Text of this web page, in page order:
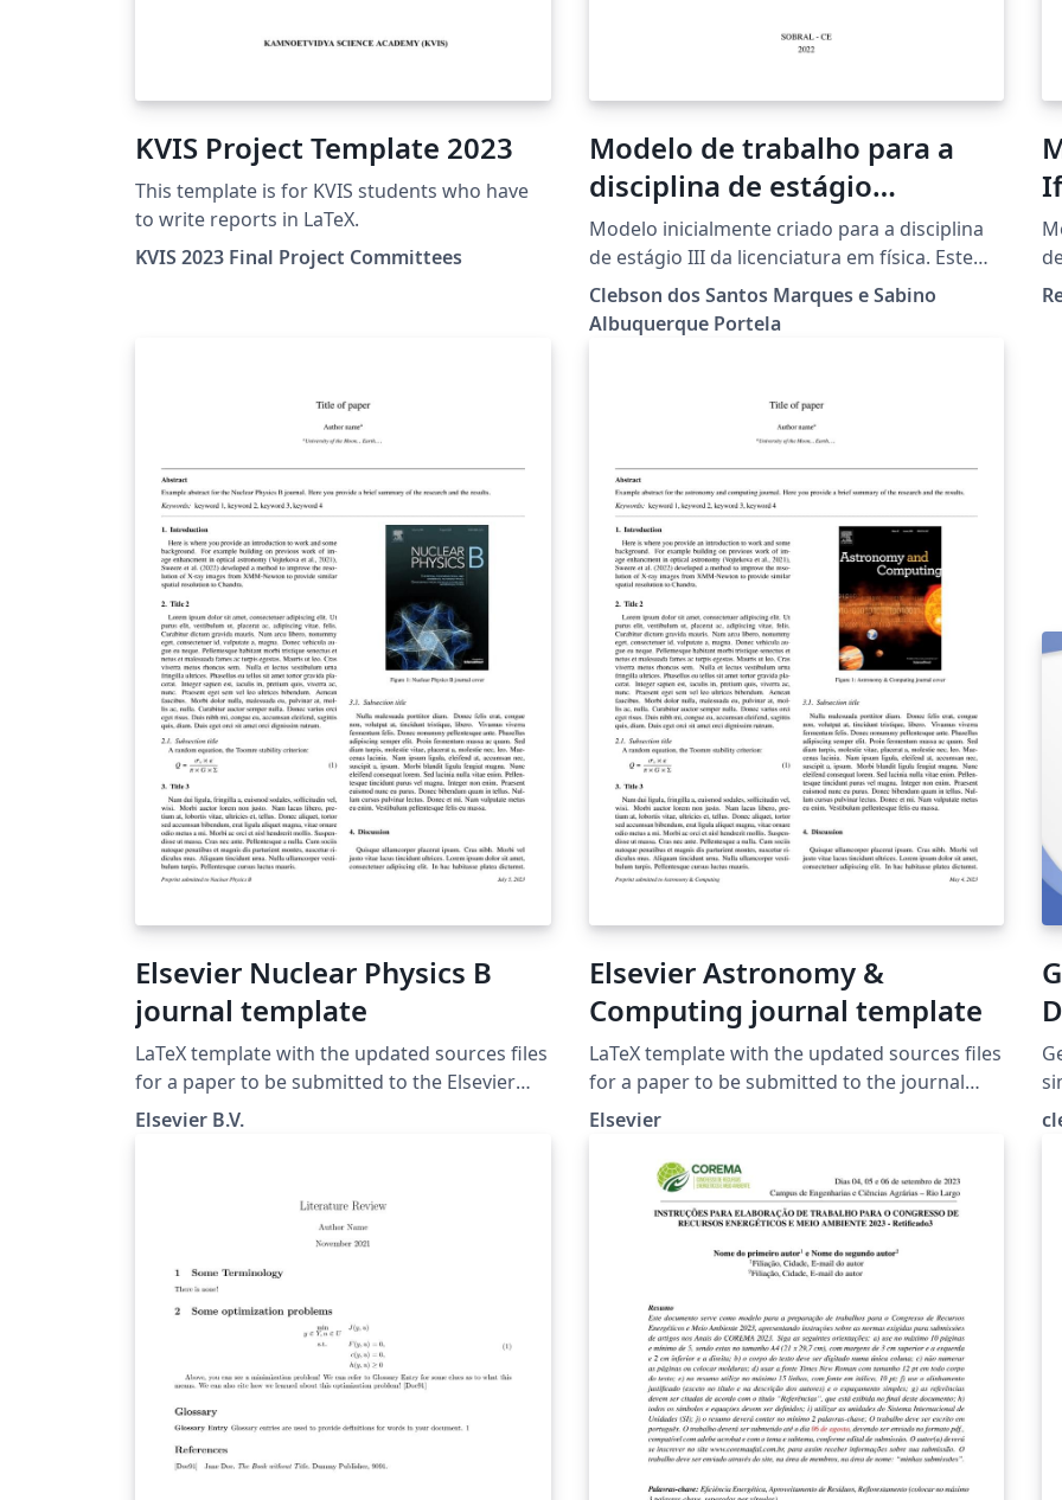
KVIS Project Template 2023
This template is for KVIS students who have
to write reports in LaTeX.
KVIS 2023 Final Project Committees
Modelo de trabalho para a
disciplina de estágio
supervisionado III
Modelo inicialmente criado para a disciplina
de estágio III da licenciatura em física. Este
modelo serve para os mais diversos cursos de
Bacharelado ou Licenciatura com
preenchimento simples, rápido e intuitivo.
Clebson dos Santos Marques e Sabino
Albuquerque Portela
Elsevier Nuclear Physics B
journal template
LaTeX template with the updated sources files
for a paper to be submitted to the Elsevier
Journal Nuclear Physics B
Elsevier B.V.
Elsevier Astronomy &
Computing journal template
LaTeX template with the updated sources files
for a paper to be submitted to the journal
Astronomy and Computing.
Elsevier
e